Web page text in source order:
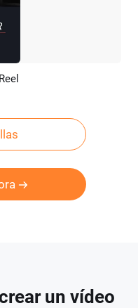
Crear IA
un vídeo